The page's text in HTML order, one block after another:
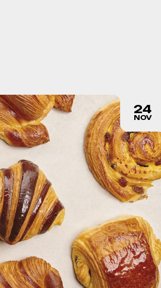
24
NOV